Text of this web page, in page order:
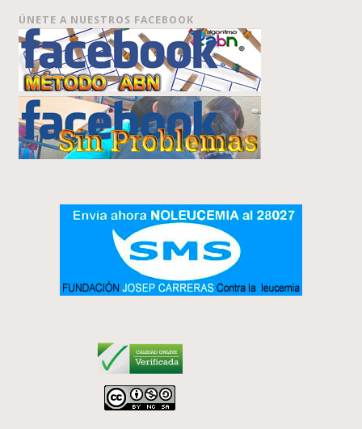
ÚNETE A NUESTROS FACEBOOK